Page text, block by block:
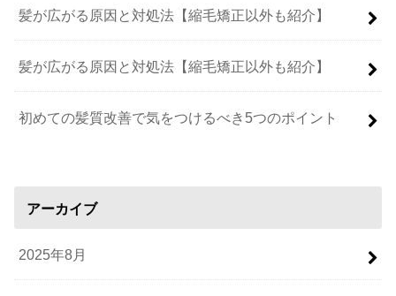
髪が広がる原因と対処法【縮毛矯正以外も紹介】
髪が広がる原因と対処法【縮毛矯正以外も紹介】
初めての髪質改善で気をつけるべき5つのポイント
アーカイブ
2025年8月